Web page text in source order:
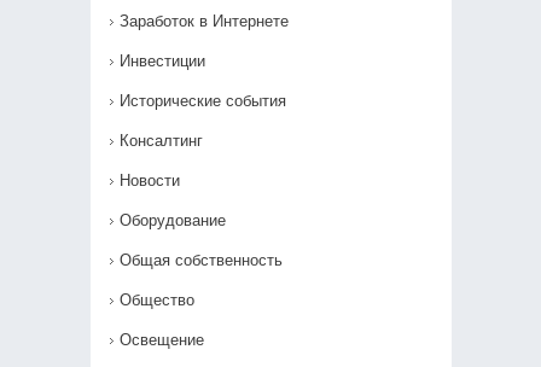
Заработок в Интернете
Инвестиции
Исторические события
Консалтинг
Новости
Оборудование
Общая собственность
Общество
Освещение